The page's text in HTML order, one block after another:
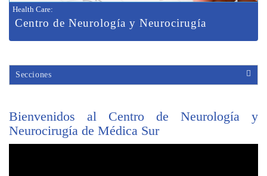
Health Care:
Centro de Neurología y Neurocirugía
Secciones
Bienvenidos al Centro de Neurología y
Neurocirugía de Médica Sur